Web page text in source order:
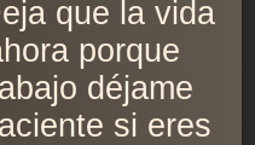
que la vida
porque
déjame
si eres